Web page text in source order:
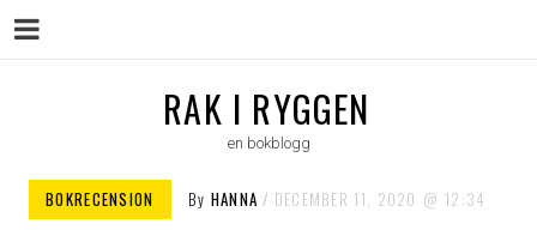
RAK I RYGGEN
en bokblogg
BOKRECENSION By HANNA DECEMBER 11, 2020 12:34
Menu